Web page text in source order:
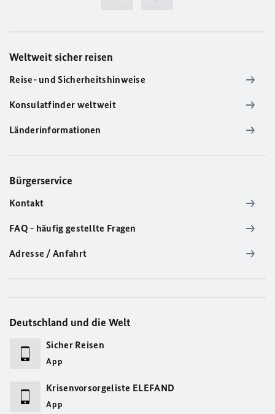
Weltweit sicher reisen
Reise- und Sicherheitshinweise
Konsulatfinder weltweit
Länderinformationen
Bürgerservice
Kontakt
FAQ - häufig gestellte Fragen
Adresse / Anfahrt
Deutschland und die Welt
Sicher Reisen
App
Krisenvorsorgeliste ELEFAND
App